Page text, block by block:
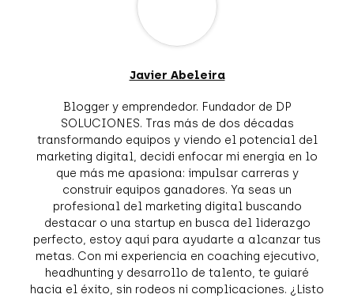
Javier Abeleira
Blogger y emprendedor. Fundador de DP
SOLUCIONES. Tras más de dos décadas
transformando equipos y viendo el potencial del
marketing digital, decidí enfocar mi energía en lo
que más me apasiona: impulsar carreras y
construir equipos ganadores. Ya seas un
profesional del marketing digital buscando
destacar o una startup en busca del liderazgo
perfecto, estoy aquí para ayudarte a alcanzar tus
metas. Con mi experiencia en coaching ejecutivo,
headhunting y desarrollo de talento, te guiaré
hacia el éxito, sin rodeos ni complicaciones. ¿Listo